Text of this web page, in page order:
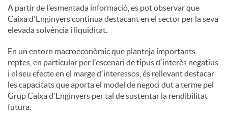
u
t
s
A partir de l'esmentada informació, es pot observar que
Caixa d'Enginyers continua destacant en el sector per la seva
elevada solvència i liquiditat.
En un entorn macroeconòmic que planteja importants
reptes, en particular per l'escenari de tipus d'interès negatius
i el seu efecte en el marge d'interessos, és rellevant destacar
les capacitats que aporta el model de negoci dut a terme pel
Grup Caixa d'Enginyers per tal de sustentar la rendibilitat
futura.